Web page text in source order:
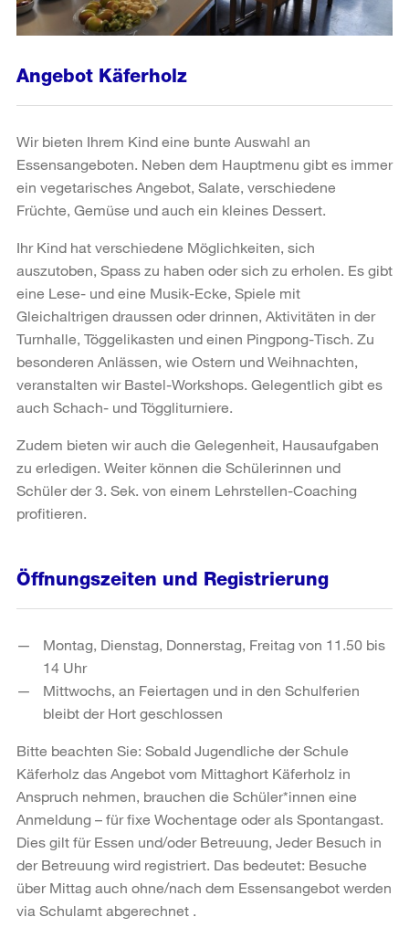
Angebot Käferholz
Wir bieten Ihrem Kind eine bunte Auswahl an
Essensangeboten. Neben dem Hauptmenu gibt es immer
ein vegetarisches Angebot, Salate, verschiedene
Früchte, Gemüse und auch ein kleines Dessert.
Ihr Kind hat verschiedene Möglichkeiten, sich
auszutoben, Spass zu haben oder sich zu erholen. Es gibt
eine Lese- und eine Musik-Ecke, Spiele mit
Gleichaltrigen draussen oder drinnen, Aktivitäten in der
Turnhalle, Töggelikasten und einen Pingpong-Tisch. Zu
besonderen Anlässen, wie Ostern und Weihnachten,
veranstalten wir Bastel-Workshops. Gelegentlich gibt es
auch Schach- und Töggliturniere.
Zudem bieten wir auch die Gelegenheit, Hausaufgaben
zu erledigen. Weiter können die Schülerinnen und
Schüler der 3. Sek. von einem Lehrstellen-Coaching
profitieren.
Öffnungszeiten und Registrierung
Montag, Dienstag, Donnerstag, Freitag von 11.50 bis
14 Uhr
Mittwochs, an Feiertagen und in den Schulferien
bleibt der Hort geschlossen
Bitte beachten Sie: Sobald Jugendliche der Schule
Käferholz das Angebot vom Mittaghort Käferholz in
Anspruch nehmen, brauchen die Schüler*innen eine
Anmeldung – für fixe Wochentage oder als Spontangast.
Dies gilt für Essen und/oder Betreuung, Jeder Besuch in
der Betreuung wird registriert. Das bedeutet: Besuche
über Mittag auch ohne/nach dem Essensangebot werden
via Schulamt abgerechnet .